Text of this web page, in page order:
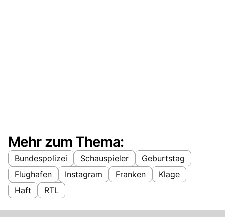
Mehr zum Thema:
Bundespolizei Schauspieler
Geburtstag
Flughafen
Instagram Franken
Klage
Haft
RTL